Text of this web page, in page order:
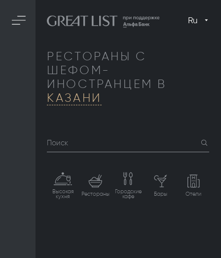
Ru
РЕСТОРАНЫ С
ШЕФОМ-
ИНОСТРАНЦЕМ В
КАЗАНИ
Поиск
Высокая
кухня Рестораны Городские
кафе Бары Отели